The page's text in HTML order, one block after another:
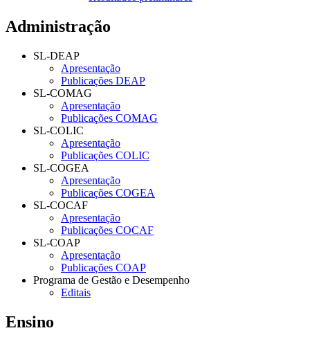
Administração
SL-DEAP
Apresentação
Publicações DEAP
SL-COMAG
Apresentação
Publicações COMAG
SL-COLIC
Apresentação
Publicações COLIC
SL-COGEA
Apresentação
Publicações COGEA
SL-COCAF
Apresentação
Publicações COCAF
SL-COAP
Apresentação
Publicações COAP
Programa de Gestão e Desempenho
Editais
Ensino